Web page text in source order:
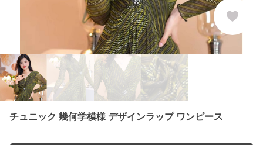
チュニック 幾何学模様 デザインラップ ワンピース